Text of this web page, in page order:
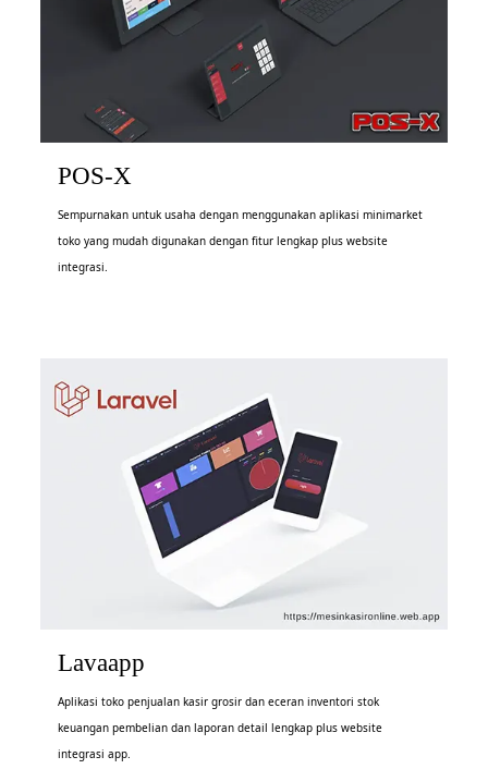
POS-X
Sempurnakan untuk usaha dengan menggunakan aplikasi minimarket
toko yang mudah digunakan dengan fitur lengkap plus website
integrasi.
Lavaapp
Aplikasi toko penjualan kasir grosir dan eceran inventori stok
keuangan pembelian dan laporan detail lengkap plus website
integrasi app.